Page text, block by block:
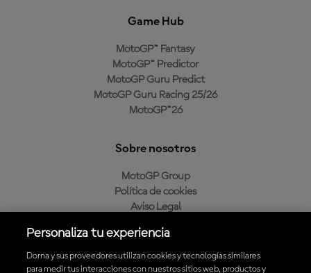
Game Hub
MotoGP™ Fantasy
MotoGP™ Predictor
MotoGP Guru Predict
MotoGP Guru Racing 25/26
MotoGP™26
Sobre nosotros
MotoGP Group
Política de cookies
Aviso Legal
Política de compra
Personaliza tu experiencia
Dorna y sus proveedores utilizan cookies y tecnologías similares
para medir tus interacciones con nuestros sitios web, productos y